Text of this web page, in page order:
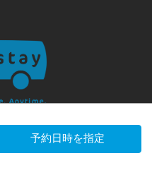
予約日時を指定
Rights Reserved